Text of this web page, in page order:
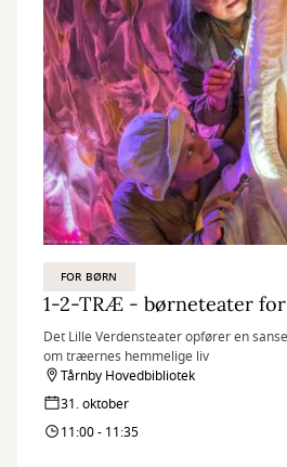
FOR BØRN
1-2-TRÆ - børneteater
Det Lille Verdensteater opfører en
om træernes hemmelige liv
Tårnby Hovedbibliotek
31. oktober
11:00 - 11:35